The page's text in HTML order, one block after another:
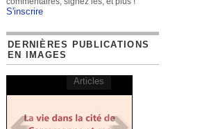
S'inscrire
DERNIÈRES PUBLICATIONS
EN IMAGES
Articles